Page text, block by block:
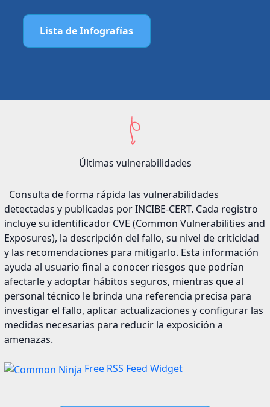
Lista de Infografías
Últimas vulnerabilidades
Consulta de forma rápida las vulnerabilidades
detectadas y publicadas por INCIBE-CERT. Cada registro
incluye su identificador CVE (Common Vulnerabilities and
Exposures), la descripción del fallo, su nivel de criticidad
y las recomendaciones para mitigarlo. Esta información
ayuda al usuario final a conocer riesgos que podrían
afectarle y adoptar hábitos seguros, mientras que al
personal técnico le brinda una referencia precisa para
investigar el fallo, aplicar actualizaciones y configurar las
medidas necesarias para reducir la exposición a
amenazas.
Free RSS Feed Widget